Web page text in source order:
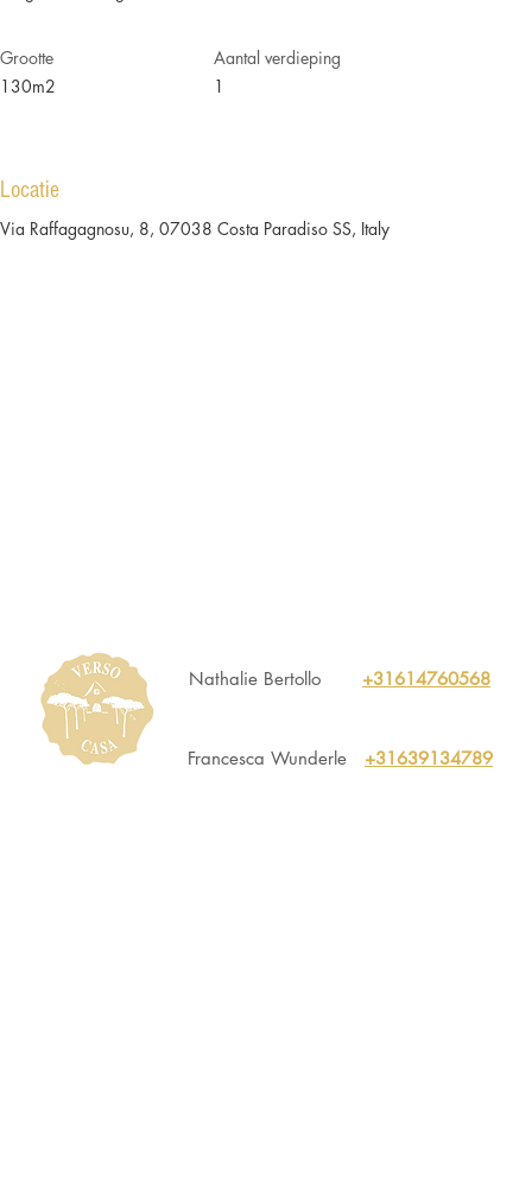
Grootte
130m2
Aantal verdieping
1
Locatie
Via Raffagagnosu, 8, 07038 Costa Paradiso SS, Italy
Nathalie Bertollo +31614760568
Francesca Wunderle +31639134789